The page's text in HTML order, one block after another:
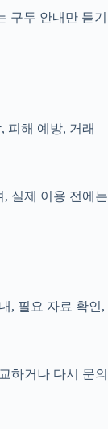
구두 안내만 듣기
피해 예방, 거래
, 실제 이용 전에는
, 필요 자료 확인,
하거나 다시 문의